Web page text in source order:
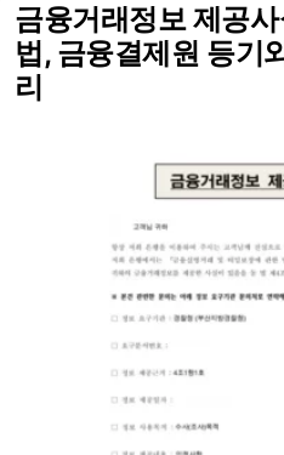
금융거래정보 제공
법, 금융결제원 등기
리